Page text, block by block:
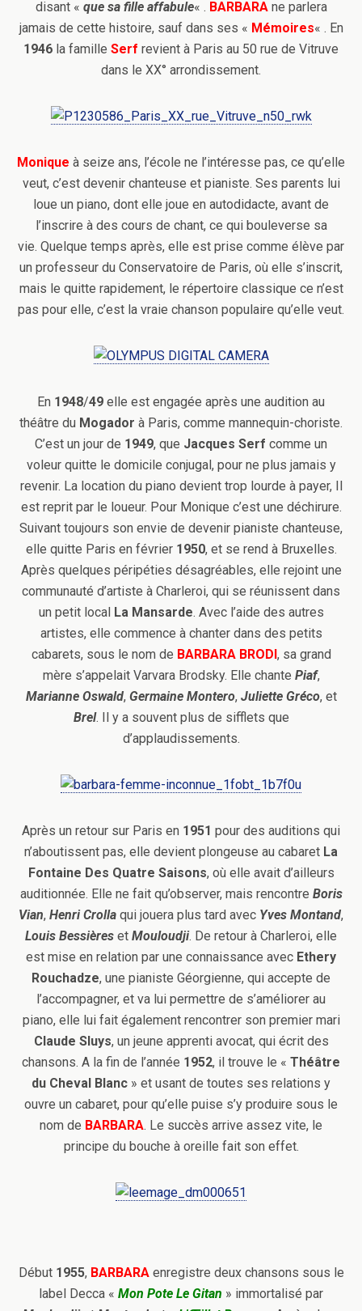
disant « que sa fille affabule« . BARBARA ne parlera
jamais de cette histoire, sauf dans ses « Mémoires« . En
1946 la famille Serf revient à Paris au 50 rue de Vitruve
dans le XX° arrondissement.
Monique à seize ans, l’école ne l’intéresse pas, ce qu’elle
veut, c’est devenir chanteuse et pianiste. Ses parents lui
loue un piano, dont elle joue en autodidacte, avant de
l’inscrire à des cours de chant, ce qui bouleverse sa
vie. Quelque temps après, elle est prise comme élève par
un professeur du Conservatoire de Paris, où elle s’inscrit,
mais le quitte rapidement, le répertoire classique ce n’est
pas pour elle, c’est la vraie chanson populaire qu’elle veut.
En 1948/49 elle est engagée après une audition au
théâtre du Mogador à Paris, comme mannequin-choriste.
C’est un jour de 1949, que Jacques Serf comme un
voleur quitte le domicile conjugal, pour ne plus jamais y
revenir. La location du piano devient trop lourde à payer, Il
est reprit par le loueur. Pour Monique c’est une déchirure.
Suivant toujours son envie de devenir pianiste chanteuse,
elle quitte Paris en février 1950, et se rend à Bruxelles.
Après quelques péripéties désagréables, elle rejoint une
communauté d’artiste à Charleroi, qui se réunissent dans
un petit localLa Mansarde. Avec l’aide des autres
artistes, elle commence à chanter dans des petits
cabarets, sous le nom de BARBARA BRODI, sa grand
mère s’appelait Varvara Brodsky. Elle chante Piaf,
Marianne Oswald, Germaine Montero, Juliette Gréco, et
Brel. Il y a souvent plus de sifflets que
d’applaudissements.
Après un retour sur Paris en 1951 pour des auditions qui
n’aboutissent pas, elle devient plongeuse au cabaret La
Fontaine Des Quatre Saisons, où elle avait d’ailleurs
auditionnée. Elle ne fait qu’observer, mais rencontre Boris
Vian, Henri Crolla qui jouera plus tard avec Yves Montand,
Louis Bessières et Mouloudji. De retour à Charleroi, elle
est mise en relation par une connaissance avec Ethery
Rouchadze, une pianiste Géorgienne, qui accepte de
l’accompagner, et va lui permettre de s’améliorer au
piano, elle lui fait également rencontrer son premier mari
Claude Sluys, un jeune apprenti avocat, qui écrit des
chansons. A la fin de l’année 1952, il trouve le « Théâtre
du Cheval Blanc » et usant de toutes ses relations y
ouvre un cabaret, pour qu’elle puise s’y produire sous le
nom de BARBARA. Le succès arrive assez vite, le
principe du bouche à oreille fait son effet.
Début1955, BARBARAenregistre deux chansons sous le
label Decca « Mon Pote Le Gitan » immortalisé par